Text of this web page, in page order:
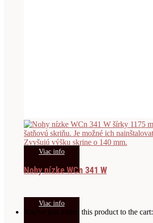
Viac info
Nohy nízke WCn 341 W
Viac info
You've just added this product to the cart: